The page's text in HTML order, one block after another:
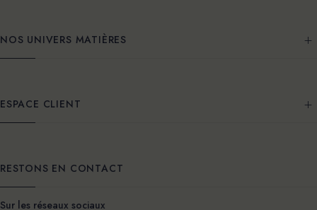
NOS UNIVERS MATIÈRES
ESPACE CLIENT
RESTONS EN CONTACT
Sur les réseaux sociaux